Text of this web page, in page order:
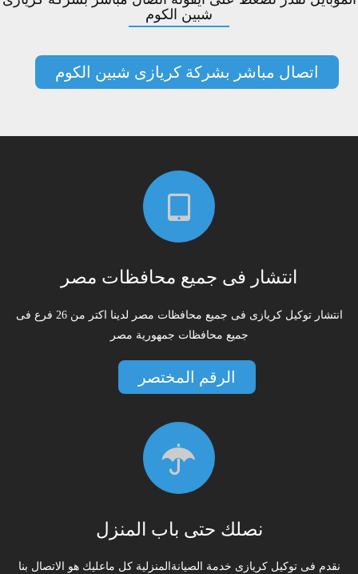
شبين الكوم
اتصال مباشر بشركة كريازى شبين الكوم
انتشار فى جميع محافظات مصر
انتشار توكيل كريازى فى جميع محافظات مصر لدينا اكتر من 26 فرع فى
جميع محافظات جمهورية مصر
الرقم المختصر
نصلك حتى باب المنزل
نقدم فى توكيل كريازى خدمة الصيانةالمنزلية كل ماعليك هو الاتصال بنا